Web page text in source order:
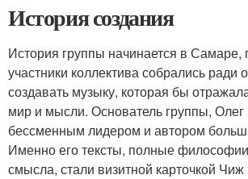
История создания
История группы начинается в Самаре,
участники коллектива собрались
создавать музыку, которая бы
мир и мысли. Основатель группы,
бессменным лидером и автором
Именно его тексты, полные философии
смысла, стали визитной карточкой Чиж